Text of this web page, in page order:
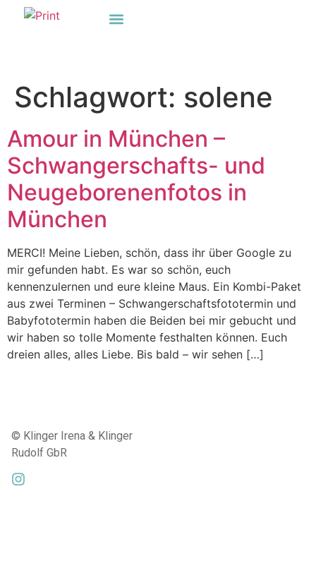
Schlagwort: solene
Amour in München –
Schwangerschafts- und
Neugeborenenfotos in
München
MERCI! Meine Lieben, schön, dass ihr über Google zu
mir gefunden habt. Es war so schön, euch
kennenzulernen und eure kleine Maus. Ein Kombi-Paket
aus zwei Terminen – Schwangerschaftsfototermin und
Babyfototermin haben die Beiden bei mir gebucht und
wir haben so tolle Momente festhalten können. Euch
dreien alles, alles Liebe. Bis bald – wir sehen […]
© Klinger Irena & Klinger
Rudolf GbR